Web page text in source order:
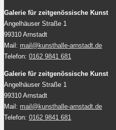
Galerie für zeitgenössische Kunst
Angelhäuser Straße 1
99310 Arnstadt
Mail: mail@kunsthalle-arnstadt.de
Telefon: 0162 9841 681
Galerie für zeitgenössische Kunst
Angelhäuser Straße 1
99310 Arnstadt
Mail: mail@kunsthalle-arnstadt.de
Telefon: 0162 9841 681